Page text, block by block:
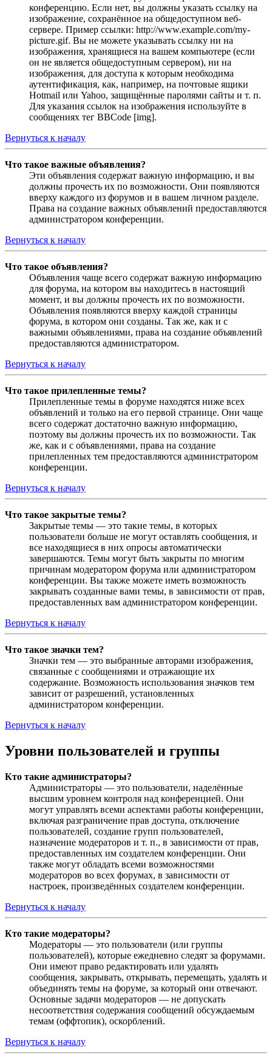
конференцию. Если нет, вы должны указать ссылку на
изображение, сохранённое на общедоступном веб-
сервере. Пример ссылки: http://www.example.com/my-
picture.gif. Вы не можете указывать ссылку ни на
изображения, хранящиеся на вашем компьютере (если
он не является общедоступным сервером), ни на
изображения, для доступа к которым необходима
аутентификация, как, например, на почтовые ящики
Hotmail или Yahoo, защищённые паролями сайты и т. п.
Для указания ссылок на изображения используйте в
сообщениях тег BBCode [img].
Вернуться к началу
Что такое важные объявления?
Эти объявления содержат важную информацию, и вы
должны прочесть их по возможности. Они появляются
вверху каждого из форумов и в вашем личном разделе.
Права на создание важных объявлений предоставляются
администратором конференции.
Вернуться к началу
Что такое объявления?
Объявления чаще всего содержат важную информацию
для форума, на котором вы находитесь в настоящий
момент, и вы должны прочесть их по возможности.
Объявления появляются вверху каждой страницы
форума, в котором они созданы. Так же, как и с
важными объявлениями, права на создание объявлений
предоставляются администратором.
Вернуться к началу
Что такое прилепленные темы?
Прилепленные темы в форуме находятся ниже всех
объявлений и только на его первой странице. Они чаще
всего содержат достаточно важную информацию,
поэтому вы должны прочесть их по возможности. Так
же, как и с объявлениями, права на создание
прилепленных тем предоставляются администратором
конференции.
Вернуться к началу
Что такое закрытые темы?
Закрытые темы — это такие темы, в которых
пользователи больше не могут оставлять сообщения, и
все находящиеся в них опросы автоматически
завершаются. Темы могут быть закрыты по многим
причинам модератором форума или администратором
конференции. Вы также можете иметь возможность
закрывать созданные вами темы, в зависимости от прав,
предоставленных вам администратором конференции.
Вернуться к началу
Что такое значки тем?
Значки тем — это выбранные авторами изображения,
связанные с сообщениями и отражающие их
содержание. Возможность использования значков тем
зависит от разрешений, установленных
администратором конференции.
Вернуться к началу
Уровни пользователей и группы
Кто такие администраторы?
Администраторы — это пользователи, наделённые
высшим уровнем контроля над конференцией. Они
могут управлять всеми аспектами работы конференции,
включая разграничение прав доступа, отключение
пользователей, создание групп пользователей,
назначение модераторов и т. п., в зависимости от прав,
предоставленных им создателем конференции. Они
также могут обладать всеми возможностями
модераторов во всех форумах, в зависимости от
настроек, произведённых создателем конференции.
Вернуться к началу
Кто такие модераторы?
Модераторы — это пользователи (или группы
пользователей), которые ежедневно следят за форумами.
Они имеют право редактировать или удалять
сообщения, закрывать, открывать, перемещать, удалять и
объединять темы на форуме, за который они отвечают.
Основные задачи модераторов — не допускать
несоответствия содержания сообщений обсуждаемым
темам (оффтопик), оскорблений.
Вернуться к началу